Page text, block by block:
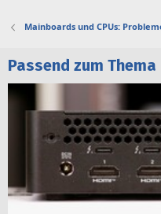
Mainboards und CPUs:
Passend zum Thema